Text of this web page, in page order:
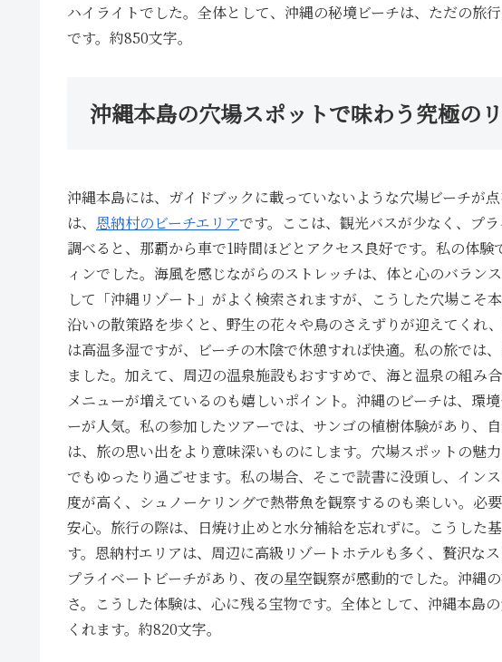
ハイライトでした。全体として、沖縄の秘境ビーチは、ただの旅
です。約850文字。
沖縄本島の穴場スポットで味わう究極の
沖縄本島には、ガイドブックに載っていないような穴場ビーチが
は、 恩納村のビーチエリアです。ここは、観光バスが少なく、プ
調べると、那覇から車で1時間ほどとアクセス良好です。私の体
ィンでした。海風を感じながらのストレッチは、体と心のバラン
して「沖縄リゾート」がよく検索されますが、こうした穴場こそ
沿いの散策路を歩くと、野生の花々や鳥のさえずりが迎えてくれ
は高温多湿ですが、ビーチの木陰で休憩すれば快適。私の旅では
ました。加えて、周辺の温泉施設もおすすめで、海と温泉の組み
メニューが増えているのも嬉しいポイント。沖縄のビーチは、環
ーが人気。私の参加したツアーでは、サンゴの植樹体験があり、
は、旅の思い出をより意味深いものにします。穴場スポットの魅
でもゆったり過ごせます。私の場合、そこで読書に没頭し、イン
度が高く、シュノーケリングで熱帯魚を観察するのも楽しい。必
安心。旅行の際は、日焼け止めと水分補給を忘れずに。こうした
す。恩納村エリアは、周辺に高級リゾートホテルも多く、贅沢な
プライベートビーチがあり、夜の星空観察が感動的でした。沖縄
さ。こうした体験は、心に残る宝物です。全体として、沖縄本島
くれます。約820文字。